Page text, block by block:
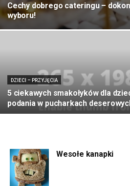
Cechy dobrego cateringu –
wyboru!
DZIECI – PRZYJĘCIA
5 ciekawych smakołyków dla
podania w pucharkach
Wesołe kanapki